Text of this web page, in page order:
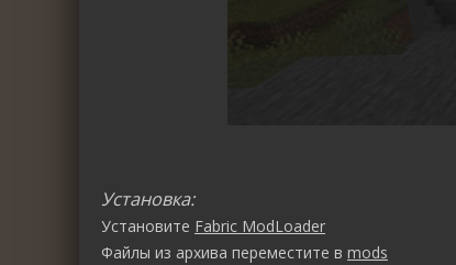
Установка:
Установите Fabric ModLoader
Файлы из архива переместите в mods